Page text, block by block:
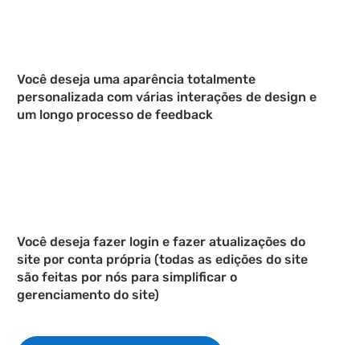
Você deseja uma aparência totalmente
personalizada com várias interações de design e
um longo processo de feedback
Você deseja fazer login e fazer atualizações do
site por conta própria (todas as edições do site
são feitas por nós para simplificar o
gerenciamento do site)